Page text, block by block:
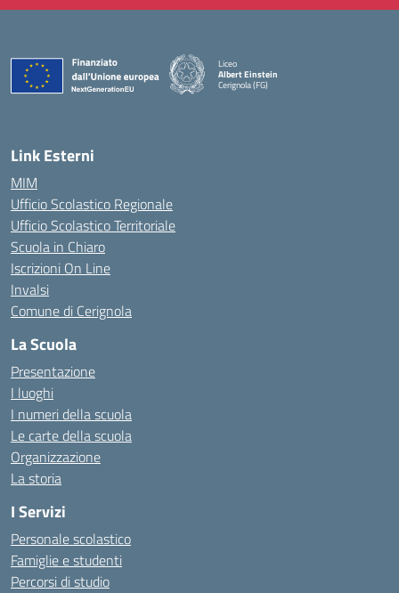
Liceo
Albert Einstein
Cerignola (FG)
— Visita la pagina iniziale della scuola
Link Esterni
MIM
Ufficio Scolastico Regionale
Ufficio Scolastico Territoriale
Scuola in Chiaro
Iscrizioni On Line
Invalsi
Comune di Cerignola
La Scuola
Presentazione
I luoghi
I numeri della scuola
Le carte della scuola
Organizzazione
La storia
I Servizi
Personale scolastico
Famiglie e studenti
Percorsi di studio